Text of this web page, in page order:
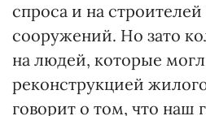
спроса и на
сооружений. Но зато
на людей, которые
реконструкцией
говорит о том, что наш